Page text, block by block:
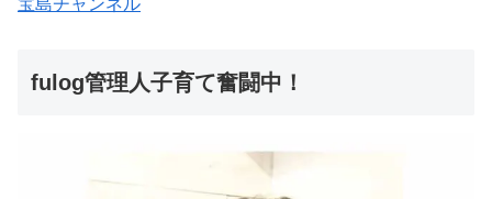
fulog管理人子育て奮闘中！